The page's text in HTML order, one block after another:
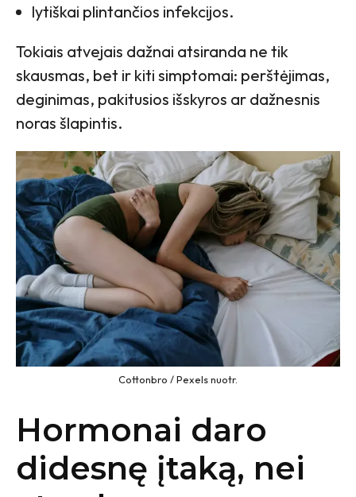
lytiškai plintančios infekcijos.
Tokiais atvejais dažnai atsiranda ne tik
skausmas, bet ir kiti simptomai: perštėjimas,
deginimas, pakitusios išskyros ar dažnesnis
noras šlapintis.
Cottonbro / Pexels nuotr.
Hormonai daro
didesnę įtaką, nei